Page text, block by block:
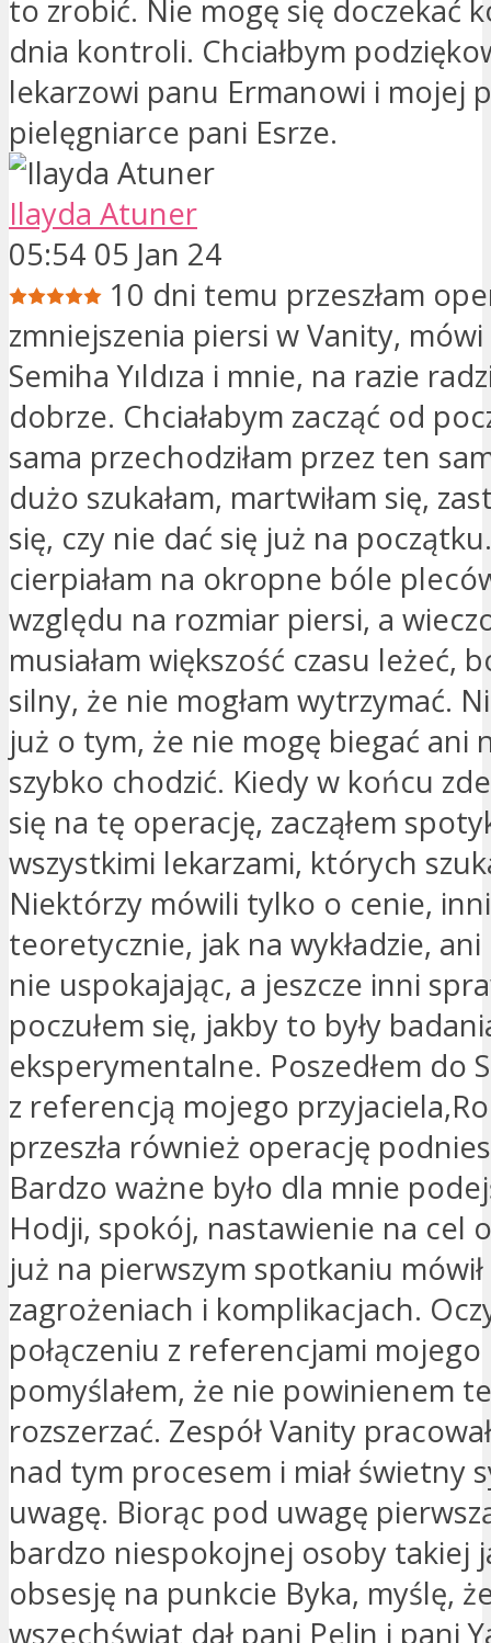
to zrobić. Nie mogę się doczekać
dnia kontroli. Chciałbym
lekarzowi panu Ermanowi i mojej
pielęgniarce pani Esrze.
Ilayda Atuner
05:54 05 Jan 24
10 dni temu przeszłam
zmniejszenia piersi w Vanity,
Semiha Yıldıza i mnie, na razie
dobrze. Chciałabym zacząć od
sama przechodziłam przez ten
dużo szukałam, martwiłam się,
się, czy nie dać się już na
cierpiałam na okropne bóle
względu na rozmiar piersi, a
musiałam większość czasu leżeć,
silny, że nie mogłam wytrzymać.
już o tym, że nie mogę biegać ani
szybko chodzić. Kiedy w końcu
się na tę operację, zacząłem
wszystkimi lekarzami, których
Niektórzy mówili tylko o cenie,
teoretycznie, jak na wykładzie,
nie uspokajając, a jeszcze inni
poczułem się, jakby to były
eksperymentalne. Poszedłem do
z referencją mojego
przeszła również operację
Bardzo ważne było dla mnie
Hodji, spokój, nastawienie na cel
już na pierwszym spotkaniu
zagrożeniach i komplikacjach.
połączeniu z referencjami
pomyślałem, że nie powinienem
rozszerzać. Zespół Vanity
nad tym procesem i miał świetny
uwagę. Biorąc pod uwagę
bardzo niespokojnej osoby takiej
obsesję na punkcie Byka, myślę,
wszechświat dał pani Pelin i pani